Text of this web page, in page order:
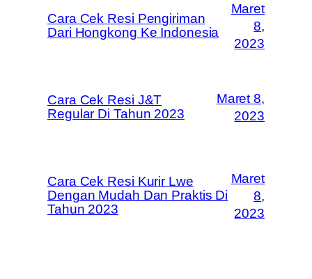
Cara Cek Resi Pengiriman
Dari Hongkong Ke Indonesia
Maret
8,
2023
Cara Cek Resi J&T
Regular Di Tahun 2023
Maret 8,
2023
Cara Cek Resi Kurir Lwe
Dengan Mudah Dan Praktis Di
Tahun 2023
Maret
8,
2023